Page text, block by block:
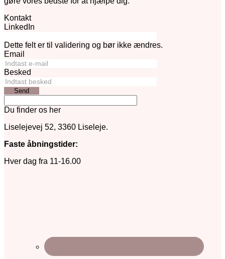
Kontakt
LinkedIn
Dette felt er til validering og bør ikke ændres.
Email
Besked
Send
Du finder os her
Liselejevej 52, 3360 Liseleje.
Faste åbningstider:
Hver dag fra 11-16.00